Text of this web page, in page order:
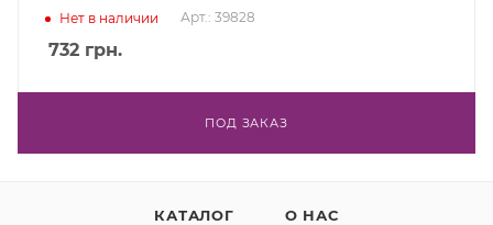
Нет в наличии Арт.: 39828
732 грн.
ПОД ЗАКАЗ
КАТАЛОГ О НАС